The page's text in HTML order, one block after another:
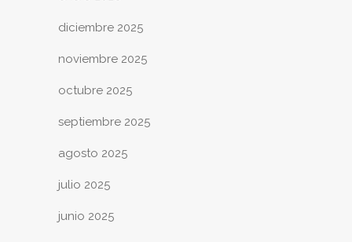
diciembre 2025
noviembre 2025
octubre 2025
septiembre 2025
agosto 2025
julio 2025
junio 2025